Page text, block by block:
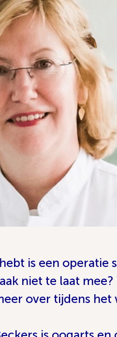
is een operatie
niet te laat
over tijdens